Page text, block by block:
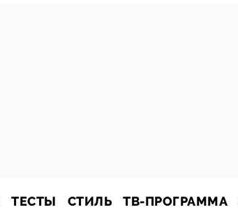
ТЕСТЫ СТИЛЬ ТВ-ПРОГРАММА